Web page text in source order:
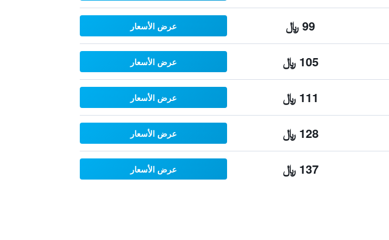
99 ﷼ عرض الأسعار
105 ﷼ عرض الأسعار
111 ﷼ عرض الأسعار
128 ﷼ عرض الأسعار
137 ﷼ عرض الأسعار